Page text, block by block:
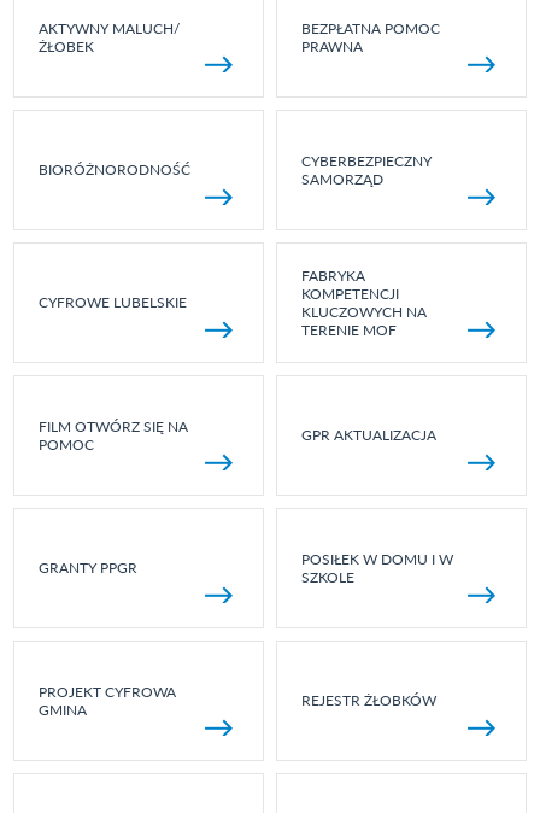
AKTYWNY MALUCH/
ŻŁOBEK
BEZPŁATNA POMOC
PRAWNA
BIORÓŻNORODNOŚĆ
CYBERBEZPIECZNY
SAMORZĄD
CYFROWE LUBELSKIE
FABRYKA
KOMPETENCJI
KLUCZOWYCH NA
TERENIE MOF
FILM OTWÓRZ SIĘ NA
POMOC
GPR AKTUALIZACJA
GRANTY PPGR
POSIŁEK W DOMU I W
SZKOLE
PROJEKT CYFROWA
GMINA
REJESTR ŻŁOBKÓW